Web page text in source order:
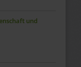
und